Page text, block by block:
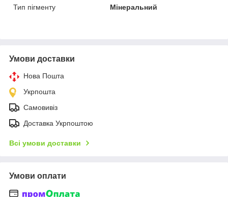
Тип пігменту
Мінеральний
Умови доставки
Нова Пошта
Укрпошта
Самовивіз
Доставка Укрпоштою
Всі умови доставки
Умови оплати